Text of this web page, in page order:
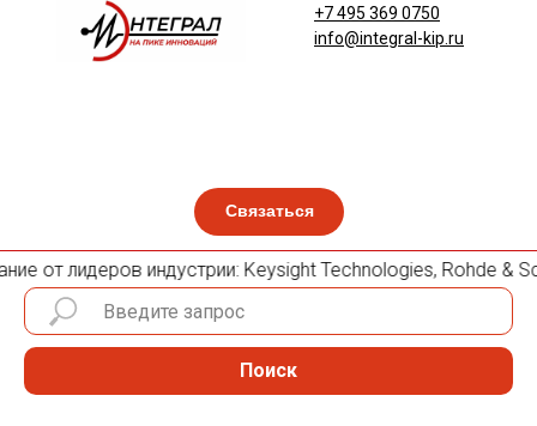
Связаться
+7 495 369 0750
info@integral-kip.ru
от лидеров индустрии: Keysight Technologies, Rohde &
Поиск